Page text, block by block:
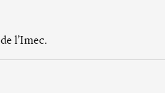
de l’Imec.